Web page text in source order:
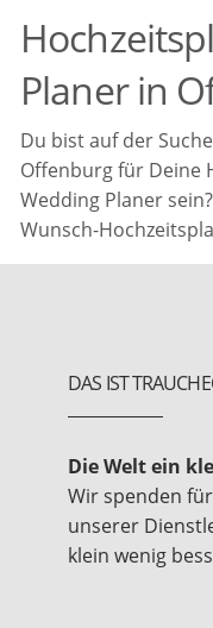
Planer in
Du bist auf der
Offenburg für Deine
Wedding Planer
Wunsch-
DAS IST
Die Welt ein
Wir spenden
unserer
klein wenig